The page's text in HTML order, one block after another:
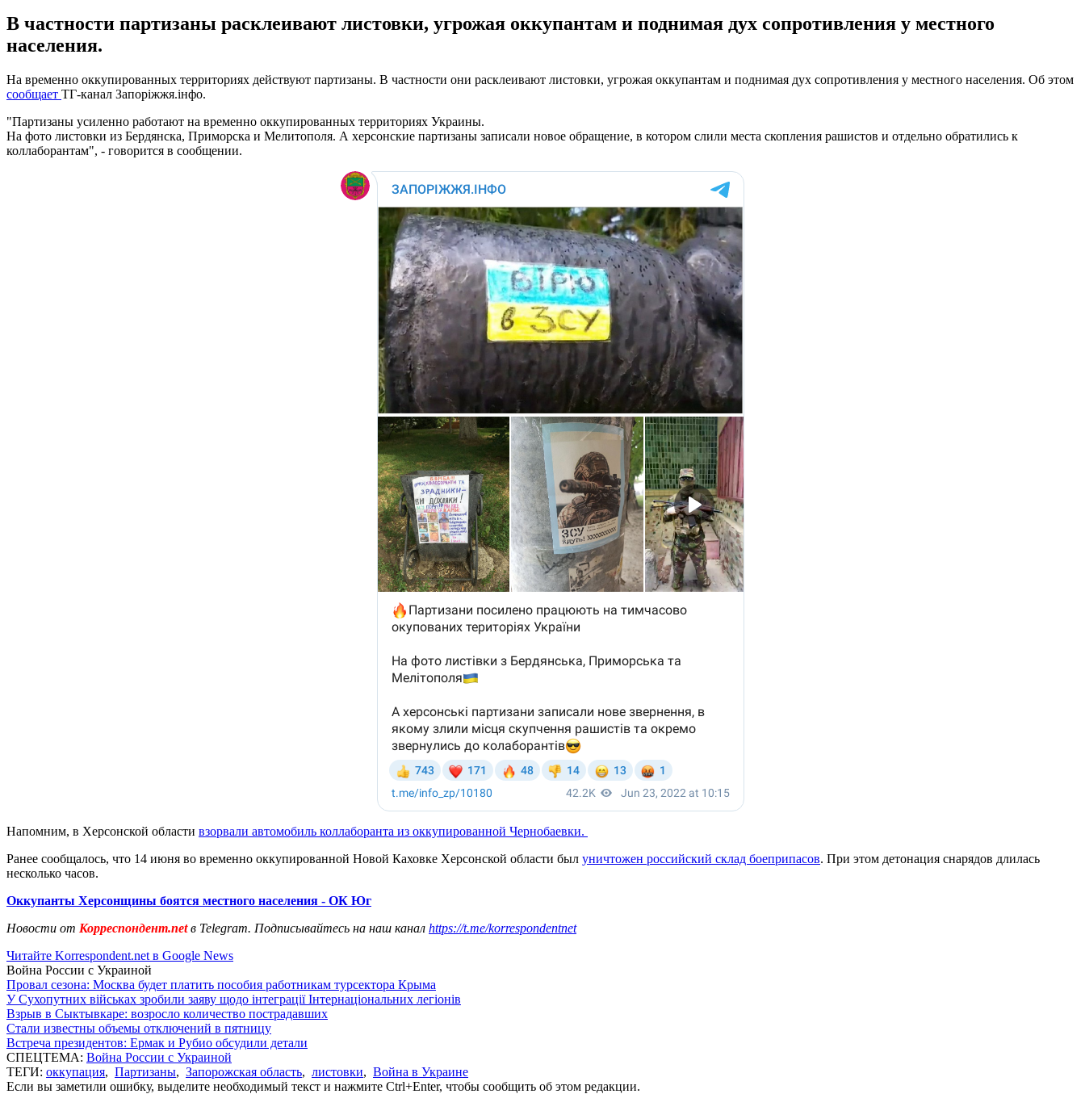
В частности партизаны расклеивают листовки, угрожая оккупантам и поднимая дух сопротивления у местного
населения.
На временно оккупированных территориях действуют партизаны. В частности они расклеивают листовки, угрожая оккупантам и поднимая дух сопротивления у местного населения. Об этом
сообщает ТГ-канал Запоріжжя.інфо.
"Партизаны усиленно работают на временно оккупированных территориях Украины.
На фото листовки из Бердянска, Приморска и Мелитополя. А херсонские партизаны записали новое обращение, в котором слили места скопления рашистов и отдельно обратились к
коллаборантам", - говорится в сообщении.
Напомним, в Херсонской области взорвали автомобиль коллаборанта из оккупированной Чернобаевки.
Ранее сообщалось, что 14 июня во временно оккупированной Новой Каховке Херсонской области был уничтожен российский склад боеприпасов. При этом детонация снарядов длилась
несколько часов.
Оккупанты Херсонщины боятся местного населения - ОК Юг
Новости от Корреспондент.netв Telegram. Подписывайтесь на наш канал https://t.me/korrespondentnet
Читайте Korrespondent.net в Google News
Война России с Украиной
Провал сезона: Москва будет платить пособия работникам турсектора Крыма
У Сухопутних військах зробили заяву щодо інтеграції Інтернаціональних легіонів
Взрыв в Сыктывкаре: возросло количество пострадавших
Стали известны объемы отключений в пятницу
Встреча президентов: Ермак и Рубио обсудили детали
СПЕЦТЕМА: Война России с Украиной
ТЕГИ: оккупация, Партизаны, Запорожская область, листовки, Война в Украине
Если вы заметили ошибку, выделите необходимый текст и нажмите Ctrl+Enter, чтобы сообщить об этом редакции.